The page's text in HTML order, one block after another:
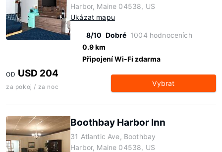
Harbor, Maine 04538, US
Ukázat mapu
8/10 Dobré 1004 hodnoceních
0.9 km
Připojení Wi-Fi zdarma
OD USD 204
za pokoj / za noc Vybrat
Boothbay Harbor Inn
31 Atlantic Ave, Boothbay
Harbor, Maine 04538, US